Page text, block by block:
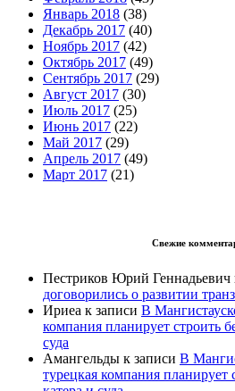
Январь 2018 (38)
Декабрь 2017 (40)
Ноябрь 2017 (42)
Октябрь 2017 (49)
Сентябрь 2017 (29)
Август 2017 (30)
Июль 2017 (25)
Июнь 2017 (22)
Май 2017 (29)
Апрель 2017 (49)
Март 2017 (21)
Свежие
Пестриков Юрий Геннадьевич
договорились о развитии
Ириеа к записи В
компания планирует строить
суда
Амангельды к записи В
турецкая компания планирует